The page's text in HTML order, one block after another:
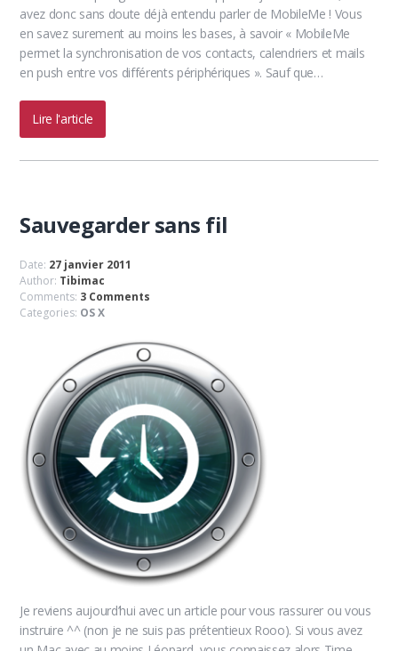
avez donc sans doute déjà entendu parler de MobileMe ! Vous
en savez surement au moins les bases, à savoir « MobileMe
permet la synchronisation de vos contacts, calendriers et mails
en push entre vos différents périphériques ». Sauf que…
Lire l'article
Sauvegarder sans fil
Date: 27 janvier 2011
Author: Tibimac
Comments: 3 Comments
Categories: OS X
Je reviens aujourd’hui avec un article pour vous rassurer ou vous
instruire ^^ (non je ne suis pas prétentieux Rooo). Si vous avez